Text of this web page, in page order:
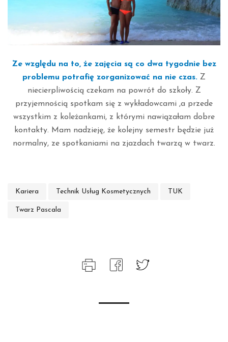
Ze względu na to, że zajęcia są co dwa tygodnie bez
problemu potrafię zorganizować na nie czas. Z
niecierpliwością czekam na powrót do szkoły. Z
przyjemnością spotkam się z wykładowcami ,a przede
wszystkim z koleżankami, z którymi nawiązałam dobre
kontakty. Mam nadzieję, że kolejny semestr będzie już
normalny, ze spotkaniami na zjazdach twarzą w twarz.
Kariera Technik Usług Kosmetycznych TUK
Twarz Pascala